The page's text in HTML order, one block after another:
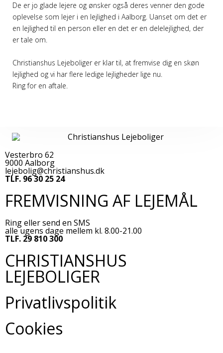
De er jo glade lejere og ønsker også deres venner den gode
oplevelse som lejer i en lejlighed i Aalborg. Uanset om det er
en lejlighed til en person eller en det er en delelejlighed, der
er tale om.
Christianshus Lejeboliger er klar til, at fremvise dig en skøn
lejlighed og vi har flere ledige lejligheder lige nu.
Ring for en aftale.
Vesterbro 62
9000 Aalborg
lejebolig@christianshus.dk
TLF. 96 30 25 24
FREMVISNING AF LEJEMÅL
Ring eller send en SMS
alle ugens dage mellem kl. 8.00-21.00
TLF. 29 810 300
CHRISTIANSHUS
LEJEBOLIGER
Privatlivspolitik
Cookies